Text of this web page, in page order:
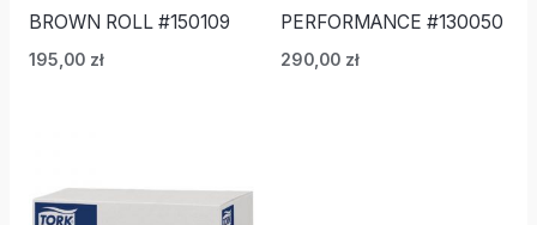
BROWN ROLL #150109
195,00 zł
PERFORMANCE #130050
290,00 zł